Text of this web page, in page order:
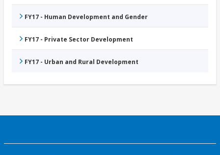
FY17 - Human Development and Gender
FY17 - Private Sector Development
FY17 - Urban and Rural Development